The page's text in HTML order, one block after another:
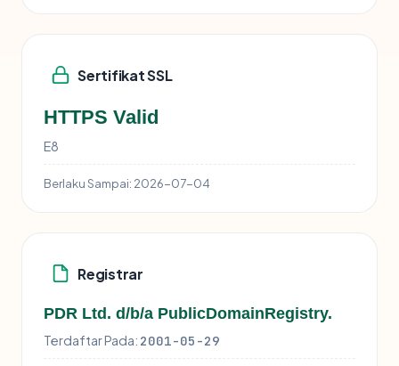
Sertifikat SSL
HTTPS Valid
E8
Berlaku Sampai: 2026-07-04
Registrar
PDR Ltd. d/b/a PublicDomainRegistry.
Terdaftar Pada: 2001-05-29